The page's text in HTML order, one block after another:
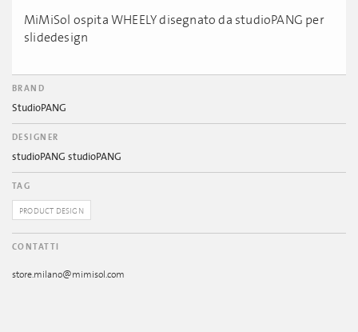
MiMiSol ospita WHEELY disegnato da studioPANG per
slidedesign
BRAND
StudioPANG
DESIGNER
studioPANG studioPANG
TAG
PRODUCT DESIGN
CONTATTI
store.milano@mimisol.com